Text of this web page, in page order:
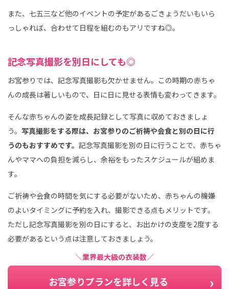
また、七五三など他のイベントの予定があるごきょうだいもいら
っしゃれば、合わせて日程を組むのもアリですね◎。
記念写真撮影を別日にしても◎
お宮参りでは、記念写真撮影も欠かせません。この時期の赤ちゃ
んの成長は著しいもので、日に日に見せる表情も変わってきます。
そんな赤ちゃんの姿を成長記録として写真に収めておきましょ
う。 写真撮影をする際は、お宮参りのご祈祷や会食と別の日に行
うのもおすすめです。 記念写真撮影を別の日に行うことで、赤ちゃ
んやママへの負担を減らし、余裕をもったスケジュールが組めま
す。
ご祈祷や会食の時間を気にする必要がないため、赤ちゃんの機嫌
のよいタイミングに予約を入れ、撮影できる点もメリットです。
ただし記念写真撮影を別の日にすると、お出かけの支度を2度する
必要があるという点は注意しておきましょう。
＼業界最大級の衣装数／
お宮参りプランを詳しく見る